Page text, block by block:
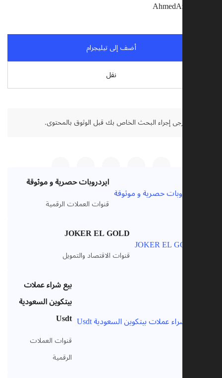
أضف إلى تيليجرام
يرجى إجراء البحث الخاص بك قبل الوثوق بالمحتوى.
ايردروبات حصرية و موثوقة
قنوات العملات الرقمية
JOKER EL GOLD
قنوات الاقتصاد والتمويل
بيع شراء عملات
بيتكوين السعودية
Usdt
قنوات العملات